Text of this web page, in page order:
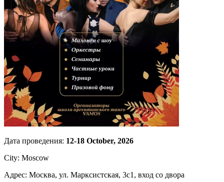
Дата проведения: 12-18 October, 2026
City: Moscow
Адрес: Москва, ул. Марксистская, 3с1, вход со двора